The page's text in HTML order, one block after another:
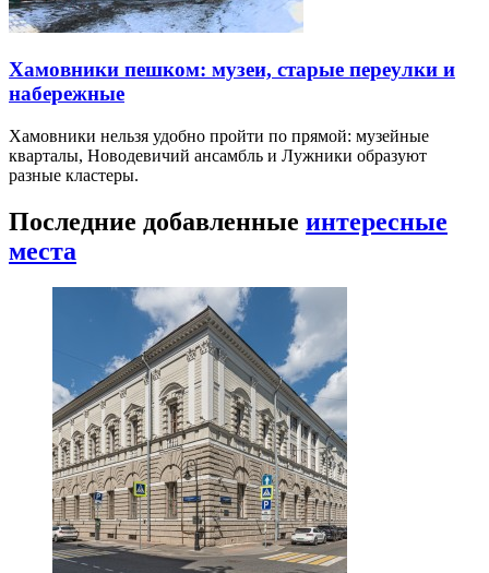
Хамовники пешком: музеи, старые переулки и
набережные
Хамовники нельзя удобно пройти по прямой: музейные
кварталы, Новодевичий ансамбль и Лужники образуют
разные кластеры.
Последние добавленные интересные
места